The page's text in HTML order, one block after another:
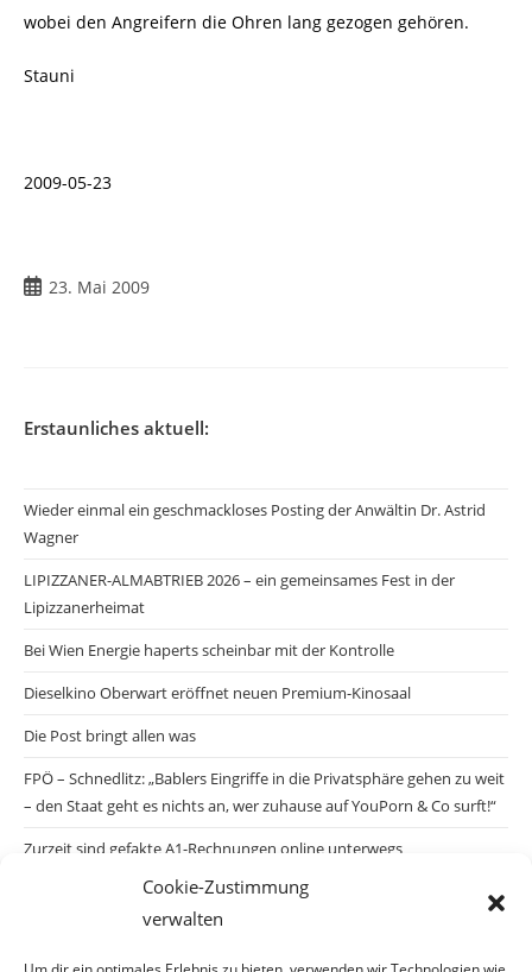
Cookie-Zustimmung
verwalten
wobei den Angreifern die Ohren lang gezogen gehören.
Stauni
2009-05-23
Beitrag23. Mai 2009
Erstaunliches aktuell:
Wieder einmal ein geschmackloses Posting der Anwältin Dr. Astrid
Wagner
LIPIZZANER-ALMABTRIEB 2026 – ein gemeinsames Fest in der
Lipizzanerheimat
Bei Wien Energie haperts scheinbar mit der Kontrolle
Dieselkino Oberwart eröffnet neuen Premium-Kinosaal
Die Post bringt allen was
FPÖ – Schnedlitz: „Bablers Eingriffe in die Privatsphäre gehen zu weit
– den Staat geht es nichts an, wer zuhause auf YouPorn & Co surft!“
Zurzeit sind gefakte A1-Rechnungen online unterwegs
Salzburgs Juden und ihre Sicherheit: „Erst nach einem Anschlag wäre
die Gefahr endlich konkret!“
Biologisches Wunder in Ceuta